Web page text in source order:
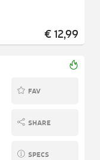
€ 12,99
FAV
SHARE
SPECS